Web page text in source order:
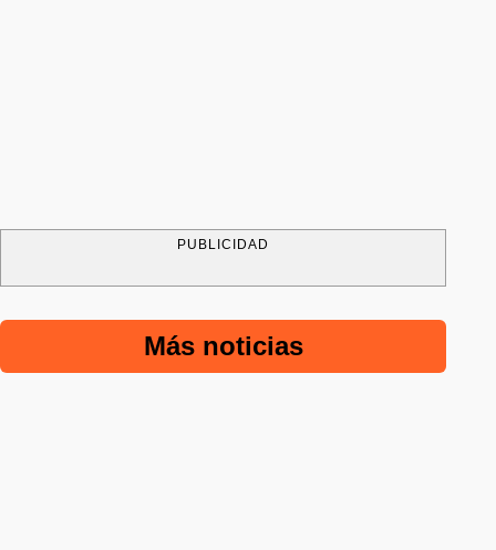
PUBLICIDAD
Más noticias